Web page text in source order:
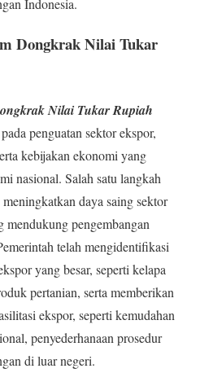
Indonesia.
Dongkrak Nilai Tukar
Nilai Tukar Rupiah
penguatan sektor ekspor,
kebijakan ekonomi yang
nasional. Salah satu langkah
daya saing sektor
pengembangan
telah mengidentifikasi
yang besar, seperti kelapa
pertanian, serta memberikan
ekspor, seperti kemudahan
penyederhanaan prosedur
di luar negeri.